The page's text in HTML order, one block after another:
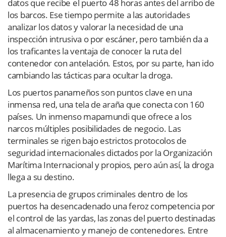
datos que recibe el puerto 48 horas antes del arribo de
los barcos. Ese tiempo permite a las autoridades
analizar los datos y valorar la necesidad de una
inspección intrusiva o por escáner, pero también da a
los traficantes la ventaja de conocer la ruta del
contenedor con antelación. Estos, por su parte, han ido
cambiando las tácticas para ocultar la droga.
Los puertos panameños son puntos clave en una
inmensa red, una tela de araña que conecta con 160
países. Un inmenso mapamundi que ofrece a los
narcos múltiples posibilidades de negocio. Las
terminales se rigen bajo estrictos protocolos de
seguridad internacionales dictados por la Organización
Marítima Internacional y propios, pero aún así, la droga
llega a su destino.
La presencia de grupos criminales dentro de los
puertos ha desencadenado una feroz competencia por
el control de las yardas, las zonas del puerto destinadas
al almacenamiento y manejo de contenedores. Entre